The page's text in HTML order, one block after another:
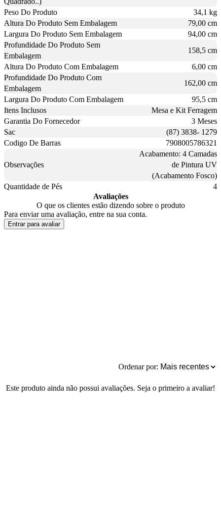
Peso Do Produto
34,1 kg
Altura Do Produto Sem Embalagem
79,00 cm
Largura Do Produto Sem Embalagem
94,00 cm
Profundidade Do Produto Sem
Embalagem
158,5 cm
Altura Do Produto Com Embalagem
6,00 cm
Profundidade Do Produto Com
Embalagem
162,00 cm
Largura Do Produto Com Embalagem
95,5 cm
Itens Inclusos
Mesa e Kit Ferragem
Garantia Do Fornecedor
3 Meses
Sac
(87) 3838- 1279
Codigo De Barras
7908005786321
Observações
Acabamento: 4 Camadas
de Pintura UV
(Acabamento Fosco)
Quantidade de Pés
4
Avaliações
O que os clientes estão dizendo sobre o produto
Para enviar uma avaliação, entre na sua conta.
Entrar para avaliar
Ordenar por:
Este produto ainda não possui avaliações. Seja o primeiro a avaliar!